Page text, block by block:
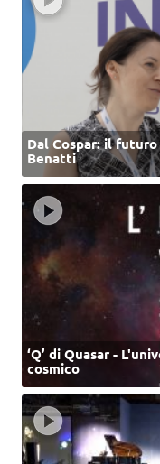
Dal Cospar: il
Benatti
‘Q’ di Quasar -
cosmico